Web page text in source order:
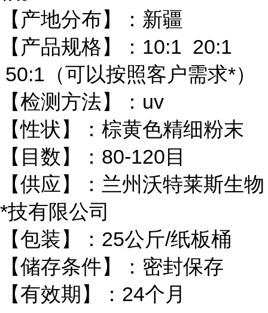
【产地分布】：新疆
【产品规格】：10:1 20:1
50:1（可以按照客户需求*）
【检测方法】：uv
【性状】：棕黄色精细粉末
【目数】：80-120目
【供应】：兰州沃特莱斯生物
*技有限公司
【包装】：25公斤/纸板桶
【储存条件】：密封保存
【有效期】：24个月